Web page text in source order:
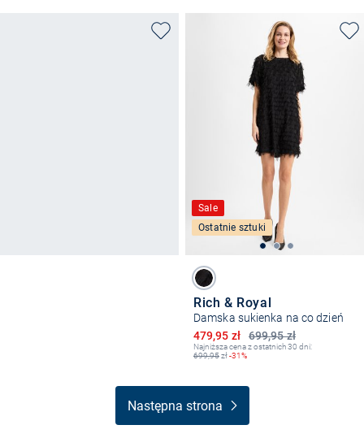
Sale
Ostatnie sztuki
Rich & Royal
Damska sukienka na co dzień
699,95 zł
Obniżona cena
479,95 zł
Najniższa cena z ostatnich 30 dni:
699,95zł-31%
Następna strona
Bezpłatna dostawa z FriendsCLUB